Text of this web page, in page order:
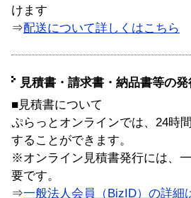
けます
⇒配送について詳しくはこちら
見積書・請求書・納品書等の
■見積書について
ぷらっとオンラインでは、24時
することができます。
※オンライン見積書発行には、
要です。
⇒一般法人会員（BizID）の詳細